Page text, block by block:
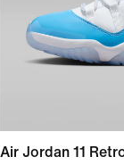
Air Jordan 11